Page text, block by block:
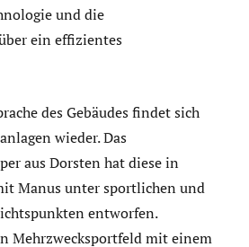
und die
ein effizientes
des Gebäudes findet sich
wieder. Das
aus Dorsten hat diese in
Manus unter sportlichen und
entworfen.
Mehrzwecksportfeld mit einem